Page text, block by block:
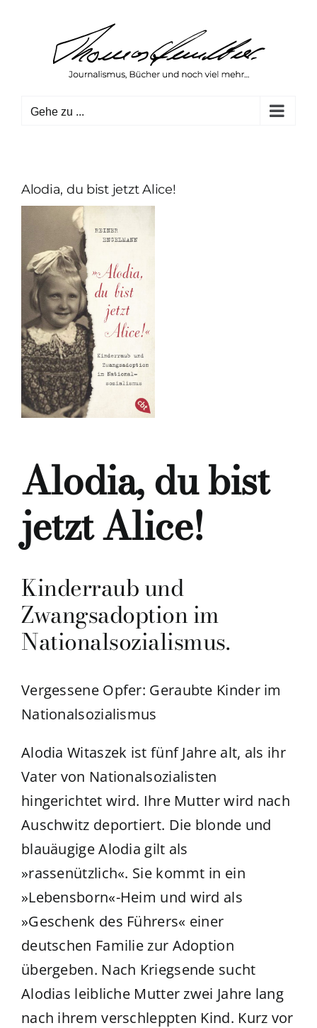
springen
Gehe zu ...
Alodia, du bist jetzt Alice!
Alodia, du bist
jetzt Alice!
Kinderraub und
Zwangsadoption im
Nationalsozialismus.
Vergessene Opfer: Geraubte Kinder im
Nationalsozialismus
Alodia Witaszek ist fünf Jahre alt, als ihr
Vater von Nationalsozialisten
hingerichtet wird. Ihre Mutter wird nach
Auschwitz deportiert. Die blonde und
blauäugige Alodia gilt als
»rassenützlich«. Sie kommt in ein
»Lebensborn«-Heim und wird als
»Geschenk des Führers« einer
deutschen Familie zur Adoption
übergeben. Nach Kriegsende sucht
Alodias leibliche Mutter zwei Jahre lang
nach ihrem verschleppten Kind. Kurz vor